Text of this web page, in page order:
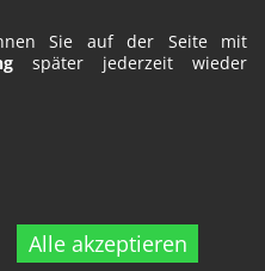
Sie auf der Seite mit
später jederzeit wieder
Alle akzeptieren